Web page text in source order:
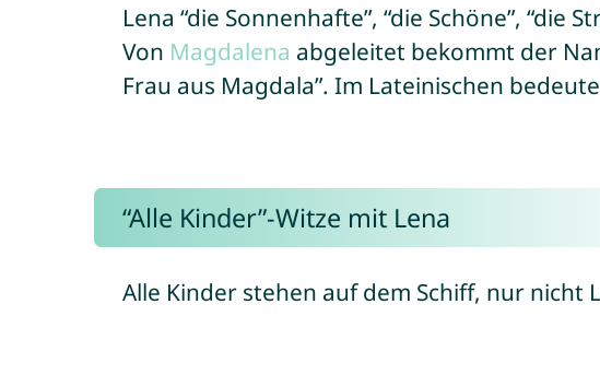
Lena “die Sonnenhafte”, “die Schöne”, “die
Von Magdalena abgeleitet bekommt der
Frau aus Magdala”. Im Lateinischen
“Alle Kinder”-Witze mit Lena
Alle Kinder stehen auf dem Schiff, nur nicht